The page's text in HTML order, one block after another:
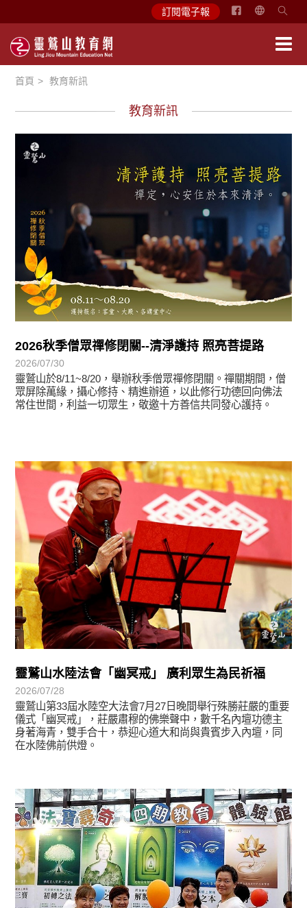
訂閱電子報
简
首頁 教育新訊
教育新訊
2026秋季僧眾禪修閉關--清淨護持 照亮菩提路
2026/07/30
靈鷲山於8/11~8/20，舉辦秋季僧眾禪修閉關。禪關期間，僧
眾屏除萬緣，攝心修持、精進辦道，以此修行功德回向佛法
常住世間，利益一切眾生，敬邀十方善信共同發心護持。
靈鷲山水陸法會「幽冥戒」 廣利眾生為民祈福
2026/07/28
靈鷲山第33屆水陸空大法會7月27日晚間舉行殊勝莊嚴的重要
儀式「幽冥戒」，莊嚴肅穆的佛樂聲中，數千名內壇功德主
身著海青，雙手合十，恭迎心道大和尚與貴賓步入內壇，同
在水陸佛前供燈。
學習分享
學習分享